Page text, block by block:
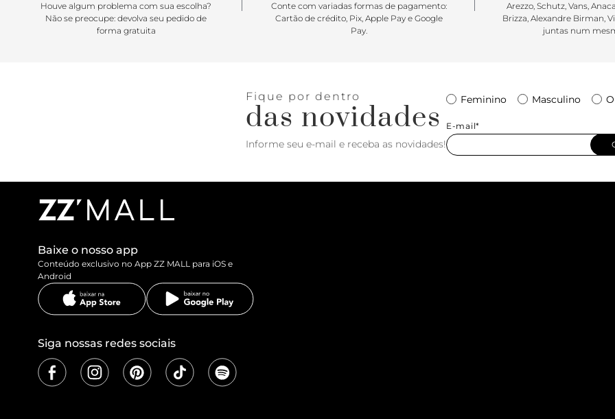
Houve algum problema com sua escolha?
Não se preocupe: devolva seu pedido de
forma gratuita
Conte com variadas formas de pagamento:
Cartão de crédito, Pix, Apple Pay e Google
Pay.
Arezzo, Schutz, Vans,
Brizza, Alexandre Birman,
juntas num
Fique por dentro
das novidades
Informe seu e-mail e receba as novidades!
Feminino Masculino
E-mail*
Baixe o nosso app
Conteúdo exclusivo no App ZZ MALL para iOS e
Android
Siga nossas redes sociais